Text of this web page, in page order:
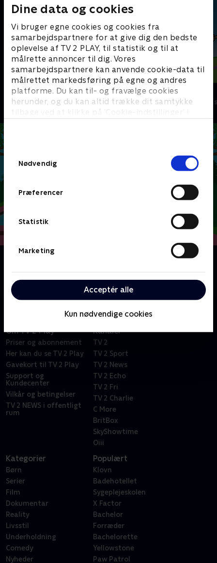
Dine data og cookies
Vi bruger egne cookies og cookies fra
samarbejdspartnere for at give dig den bedste
oplevelse af TV 2 PLAY, til statistik og til at
målrette annoncer til dig. Vores
samarbejdspartnere kan anvende cookie-data til
målrettet markedsføring på egne og andres
platforme. Du kan til- og fravælge cookies
herunder, og du kan altid trække dit samtykke
tilbage ved at klikke på ’Cookie-indstillinger’ i
Nødvendig
Præferencer
Statistik
Marketing
Acceptér alle
Kun nødvendige cookies
Peddersen & Findus
Børneserier • 2 sæsoner
Louie
Børneserier • 1
rundt for at møde nye venner og eventyr.
Om TV 2 Play
Priser og abonnement
Her kan du se TV 2 Play
Gavekort til TV 2 Play
Support og
Kundecenter
Vilkår og betingelser
TV 2 NEWS i offentligt
rum
Kanaler
TV 2
TV 2 Sport
TV 2 News
TV 2 Echo
TV 2 Fri
TV 2 Charlie
C More
BritBox
SkyShowtime
Oiii
Kategorier
Børn
Serier
Film
Dokumentar
Reality
Livsstil
Underholdning
Comedy
Nyheder
Populært
Klovn
Badehotellet
Sygeplejeskolen
X Factor
Bachelor
Forræder
Bachelorette
Yellowstone
Paw Patrol